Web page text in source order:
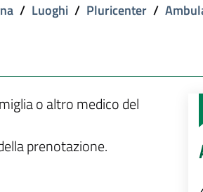
/ Luoghi / Pluricenter /
o altro medico del
prenotazione.